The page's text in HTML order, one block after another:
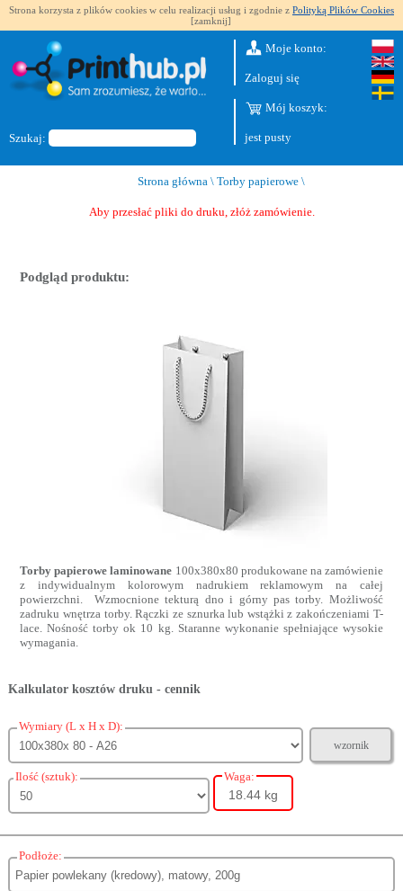
Strona korzysta z plików cookies w celu realizacji usług i zgodnie z Polityką Plików Cookies
[zamknij]
Szukaj:
Moje konto:
Zaloguj się
Mój koszyk:
jest pusty
Strona główna \ Torby papierowe \
Aby przesłać pliki do druku, złóż zamówienie.
Podgląd produktu:
Torby papierowe laminowane 100x380x80 produkowane na zamówienie
z indywidualnym kolorowym nadrukiem reklamowym na całej
powierzchni. Wzmocnione tekturą dno i górny pas torby. Możliwość
zadruku wnętrza torby. Rączki ze sznurka lub wstążki z zakończeniami T-
lace. Nośność torby ok 10 kg. Staranne wykonanie spełniające wysokie
wymagania.
Kalkulator kosztów druku - cennik
Wymiary (L x H x D):
wzornik
Ilość (sztuk): Waga:
18.44 kg
Podłoże: